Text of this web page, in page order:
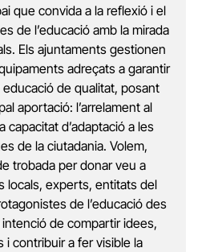
que convida a la reflexió i el
de l’educació amb la mirada
Els ajuntaments gestionen
adreçats a garantir
educació de qualitat, posant
aportació: l’arrelament al
capacitat d’adaptació a les
de la ciutadania. Volem,
trobada per donar veu a
locals, experts, entitats del
de l’educació des
de compartir idees,
contribuir a fer visible la